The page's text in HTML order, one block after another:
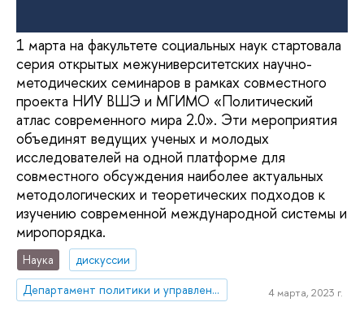
1 марта на факультете социальных наук стартовала
серия открытых межуниверситетских научно-
методических семинаров в рамках совместного
проекта НИУ ВШЭ и МГИМО «Политический
атлас современного мира 2.0». Эти мероприятия
объединят ведущих ученых и молодых
исследователей на одной платформе для
совместного обсуждения наиболее актуальных
методологических и теоретических подходов к
изучению современной международной системы и
миропорядка.
Наука
дискуссии
Департамент политики и управления
4 марта, 2023 г.